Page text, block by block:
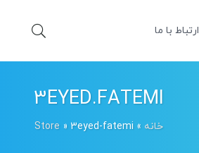
ارتباط با ما
3EYED.FATEMI
خانه »
Store » 3eyed-fatemi